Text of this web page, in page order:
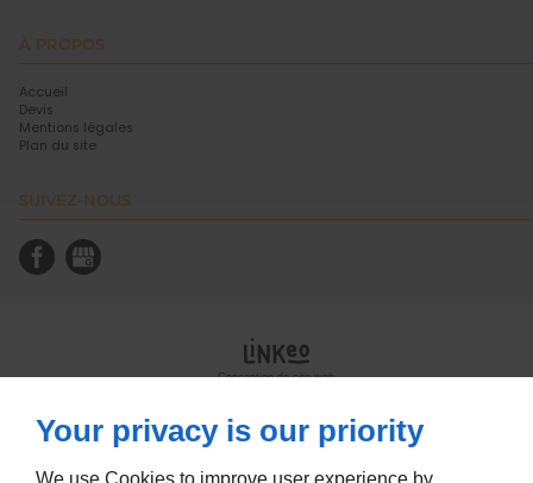
À PROPOS
Accueil
Devis
Mentions légales
Plan du site
SUIVEZ-NOUS
Conception de site web
Your privacy is our priority
We use Cookies to improve user experience by